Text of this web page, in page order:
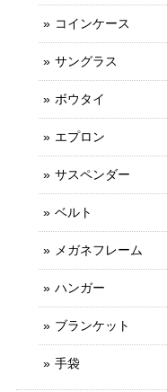
コインケース
サングラス
ボウタイ
エプロン
サスペンダー
ベルト
メガネフレーム
ハンガー
ブランケット
手袋